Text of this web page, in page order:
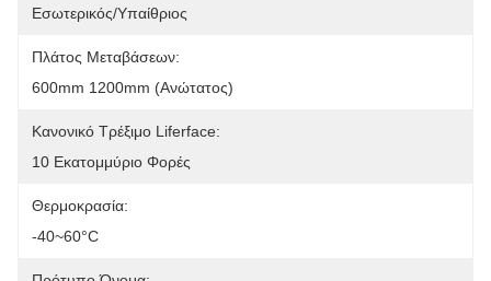
Εσωτερικός/υπαίθριος
Πλάτος Μεταβάσεων:
600mm 1200mm (ανώτατος)
Κανονικό Τρέξιμο Liferface:
10 Εκατομμύριο Φορές
Θερμοκρασία:
-40~60°C